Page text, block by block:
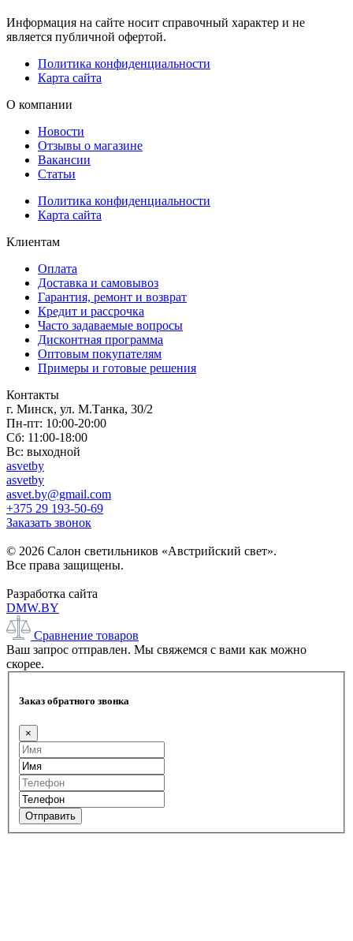
Информация на сайте носит справочный характер и не
является публичной офертой.
Политика конфиденциальности
Карта сайта
О компании
Новости
Отзывы о магазине
Вакансии
Статьи
Политика конфиденциальности
Карта сайта
Клиентам
Оплата
Доставка и самовывоз
Гарантия, ремонт и возврат
Кредит и рассрочка
Часто задаваемые вопросы
Дисконтная программа
Оптовым покупателям
Примеры и готовые решения
Контакты
г. Минск, ул. М.Танка, 30/2
Пн-пт: 10:00-20:00
Сб: 11:00-18:00
Вс: выходной
asvetby
asvetby
asvet.by@gmail.com
+375 29 193-50-69
Заказать звонок
© 2026 Салон светильников «Австрийский свет».
Все права защищены.
Разработка сайта
DMW.BY
Сравнение товаров
Ваш запрос отправлен. Мы свяжемся с вами как можно
скорее.
Заказ обратного звонка
×
Отправить